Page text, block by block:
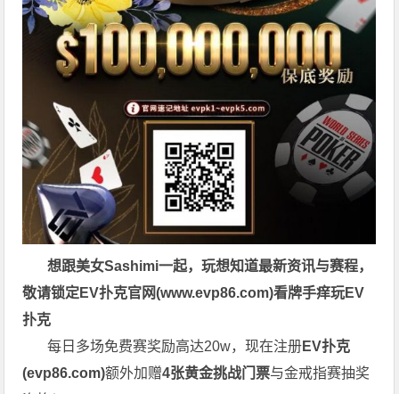
想跟美女Sashimi一起，玩想知道最新资讯与赛程，
敬请锁定EV扑克官网(www.evp86.com)看牌手痒玩EV
扑克
每日多场免费赛奖励高达20w，现在注册EV扑克
(evp86.com)额外加赠4张黄金挑战门票与金戒指赛抽奖